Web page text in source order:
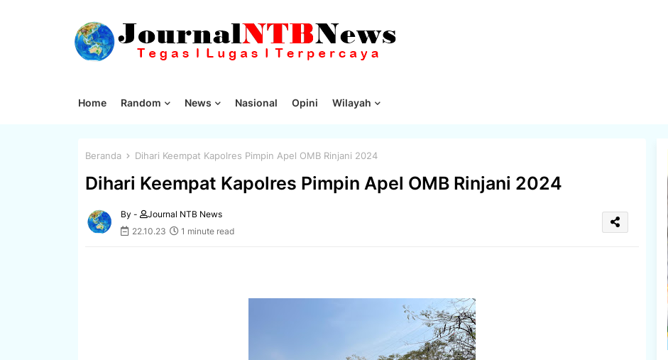
Home Random News Nasional Opini Wilayah
Beranda Dihari Keempat Kapolres Pimpin Apel OMB Rinjani 2024
Dihari Keempat Kapolres Pimpin Apel OMB Rinjani 2024
By -
Journal NTB News
22.10.23
1 minute read